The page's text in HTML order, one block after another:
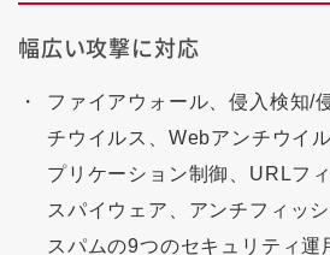
幅広い攻撃に対応
ファイアウォール、侵入検知/
チウイルス、Webアンチウイ
プリケーション制御、URLフ
スパイウェア、アンチフィッ
スパムの9つのセキュリティ運